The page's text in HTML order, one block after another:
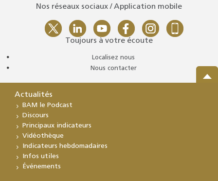
Nos réseaux sociaux / Application mobile
Toujours à votre écoute
Localisez nous
Nous contacter
Actualités
BAM le Podcast
Discours
Principaux indicateurs
Vidéothèque
Indicateurs hebdomadaires
Infos utiles
Événements